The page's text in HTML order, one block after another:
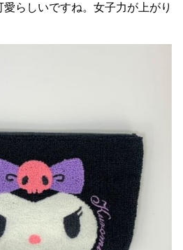
らしいですね。女子力が上がり